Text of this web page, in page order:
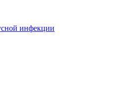
инфекции